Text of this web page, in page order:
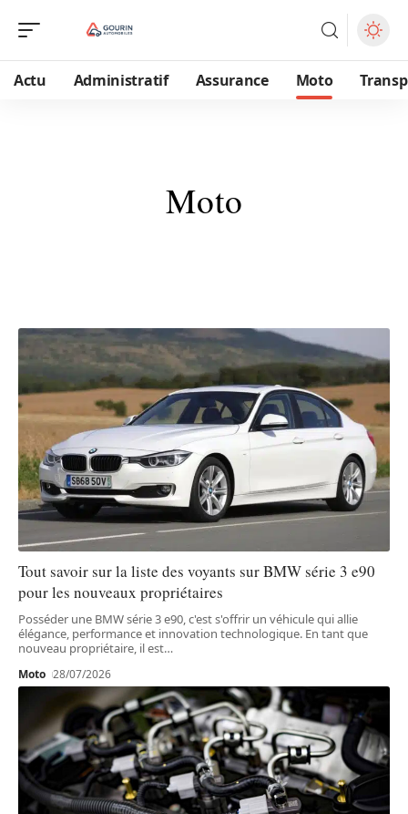
Actu Administratif Assurance Moto
Moto
Tout savoir sur la liste des voyants sur BMW série 3 e90
pour les nouveaux propriétaires
Posséder une BMW série 3 e90, c'est s'offrir un véhicule qui allie
élégance, performance et innovation technologique. En tant que
nouveau propriétaire, il est…
Moto 28/07/2026